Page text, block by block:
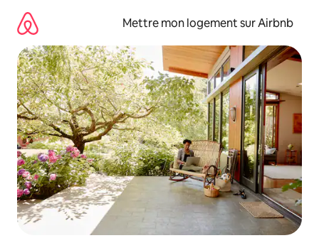
directement
contenu
Mettre mon logement sur Airbnb